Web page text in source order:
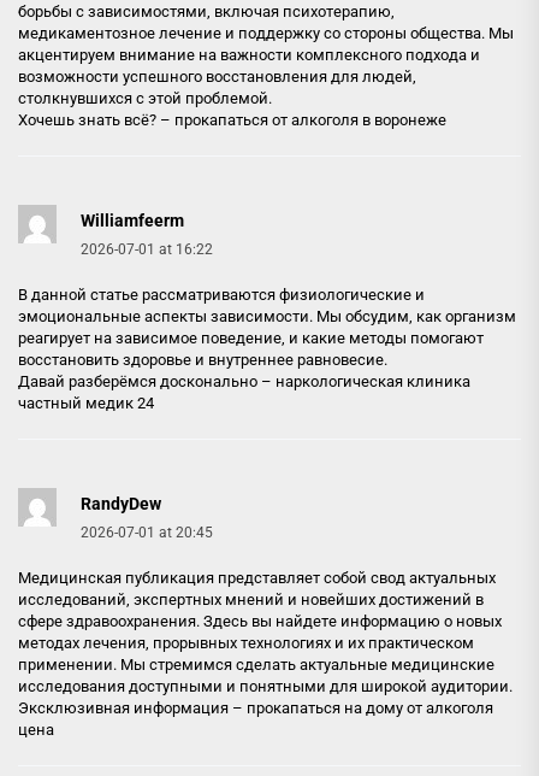
борьбы с зависимостями, включая психотерапию,
медикаментозное лечение и поддержку со стороны общества. Мы
акцентируем внимание на важности комплексного подхода и
возможности успешного восстановления для людей,
столкнувшихся с этой проблемой.
Хочешь знать всё? – прокапаться от алкоголя в воронеже
Williamfeerm
2026-07-01 at 16:22
В данной статье рассматриваются физиологические и
эмоциональные аспекты зависимости. Мы обсудим, как организм
реагирует на зависимое поведение, и какие методы помогают
восстановить здоровье и внутреннее равновесие.
Давай разберёмся досконально – наркологическая клиника
частный медик 24
RandyDew
2026-07-01 at 20:45
Медицинская публикация представляет собой свод актуальных
исследований, экспертных мнений и новейших достижений в
сфере здравоохранения. Здесь вы найдете информацию о новых
методах лечения, прорывных технологиях и их практическом
применении. Мы стремимся сделать актуальные медицинские
исследования доступными и понятными для широкой аудитории.
Эксклюзивная информация – прокапаться на дому от алкоголя
цена